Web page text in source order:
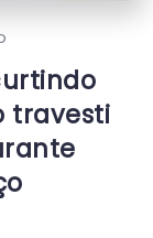
travesti